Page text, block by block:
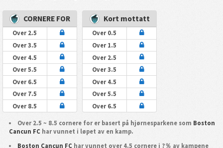
CORNERE FOR
Over 2.5
Over 3.5
Over 4.5
Over 5.5
Over 6.5
Over 7.5
Over 8.5
Kort mottatt
Over 0.5
Over 1.5
Over 2.5
Over 3.5
Over 4.5
Over 5.5
Over 6.5
Over 2.5 ~ 8.5 cornere for er basert på hjørnesparkene som Boston
Cancun FChar vunnet i løpet av en kamp.
Boston Cancun FC har vunnet over 4.5 cornere i ?％ av kampene